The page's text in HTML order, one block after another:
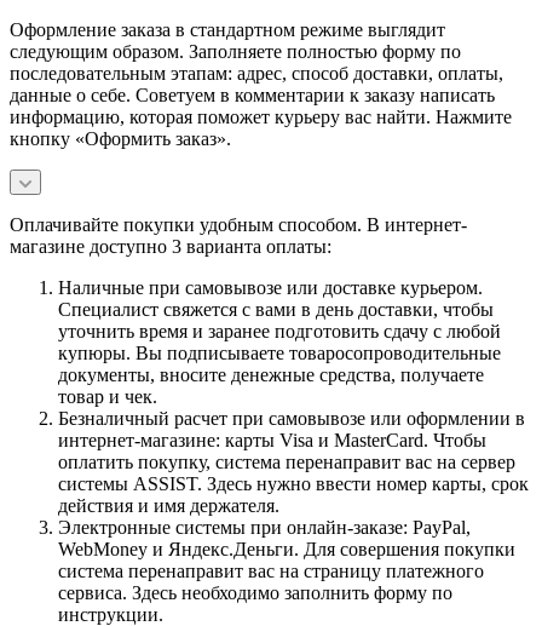
Оформление заказа в стандартном режиме выглядит
следующим образом. Заполняете полностью форму по
последовательным этапам: адрес, способ доставки, оплаты,
данные о себе. Советуем в комментарии к заказу написать
информацию, которая поможет курьеру вас найти. Нажмите
кнопку «Оформить заказ».
Оплачивайте покупки удобным способом. В интернет-
магазине доступно 3 варианта оплаты:
Наличные при самовывозе или доставке курьером.
Специалист свяжется с вами в день доставки, чтобы
уточнить время и заранее подготовить сдачу с любой
купюры. Вы подписываете товаросопроводительные
документы, вносите денежные средства, получаете
товар и чек.
Безналичный расчет при самовывозе или оформлении в
интернет-магазине: карты Visa и MasterCard. Чтобы
оплатить покупку, система перенаправит вас на сервер
системы ASSIST. Здесь нужно ввести номер карты, срок
действия и имя держателя.
Электронные системы при онлайн-заказе: PayPal,
WebMoney и Яндекс.Деньги. Для совершения покупки
система перенаправит вас на страницу платежного
сервиса. Здесь необходимо заполнить форму по
инструкции.